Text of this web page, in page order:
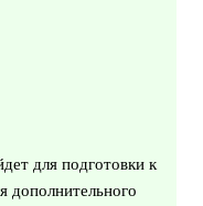
для подготовки к
дополнительного